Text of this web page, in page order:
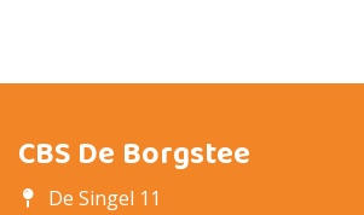
CBS De Borgstee
De Singel 11